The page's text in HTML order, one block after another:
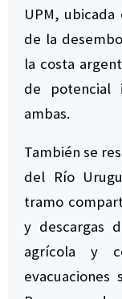
UPM,
de la
la costa
de potencial
ambas.
También se
del Río
tramo
y descargas
agrícola y